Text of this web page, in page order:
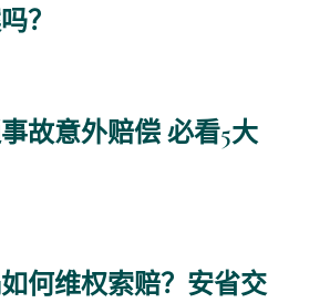
？
故意外赔偿 必看5大
何维权索赔？安省交